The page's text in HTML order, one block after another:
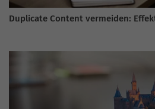
Duplicate Content vermeiden: